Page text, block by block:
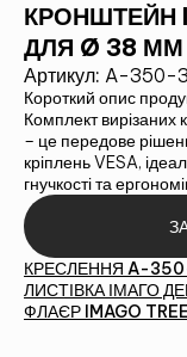
КРОНШТЕЙН
ДЛЯ Ø 38 ММ
Артикул: A-350-
Короткий опис
Комплект
– це передове
кріплень VESA,
гнучкості та
КРЕСЛЕННЯ A-
ЛИСТІВКА ІМАГО
ФЛАЄР IMAGO